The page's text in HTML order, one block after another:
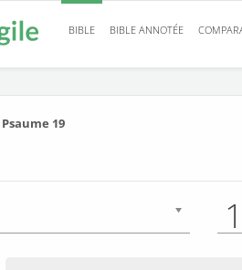
BIBLE BIBLE ANNOTÉE
Psaume 19